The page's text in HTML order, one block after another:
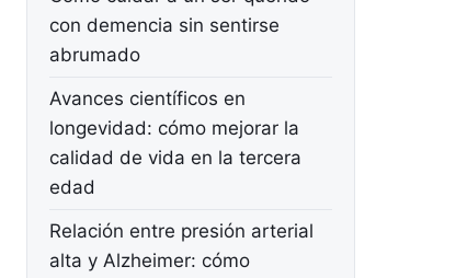
con demencia sin sentirse
abrumado
Avances científicos en
longevidad: cómo mejorar la
calidad de vida en la tercera
edad
Relación entre presión arterial
alta y Alzheimer: cómo